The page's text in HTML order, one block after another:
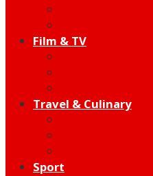
Film & TV
Travel & Culinary
Sport